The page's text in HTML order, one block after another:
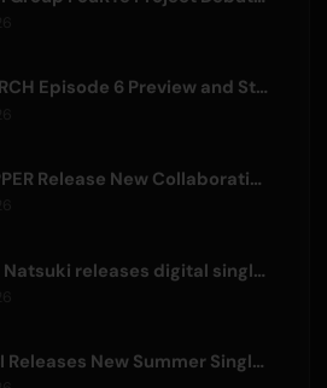
BLACK TORCH Episode 6 Preview and Streaming Details
FRUITS ZIPPER Release New Collaboration Song '1,2,3,FOOOOUR'
Kawanishi Natsuki releases digital single 'Sayonara wa Ichiban Kirei na Atashi de'
KOMOREBI Releases New Summer Single 'Letsu Natsu'